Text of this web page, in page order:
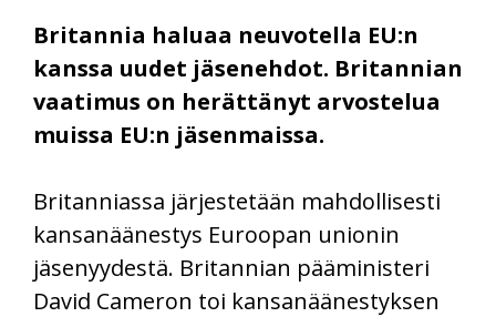
Britannia haluaa neuvotella EU:n
kanssa uudet jäsenehdot. Britannian
vaatimus on herättänyt arvostelua
muissa EU:n jäsenmaissa.
Britanniassa järjestetään mahdollisesti
kansanäänestys Euroopan unionin
jäsenyydestä. Britannian pääministeri
David Cameron toi kansanäänestyksen